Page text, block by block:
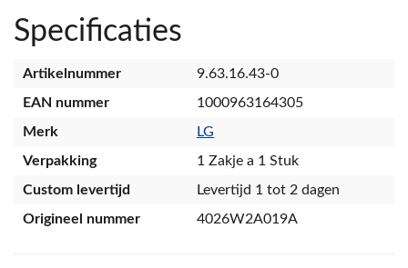
Specificaties
Artikelnummer
9.63.16.43-0
EAN nummer
1000963164305
Merk
LG
Verpakking
1 Zakje a 1 Stuk
Custom levertijd
Levertijd 1 tot 2 dagen
Origineel nummer
4026W2A019A